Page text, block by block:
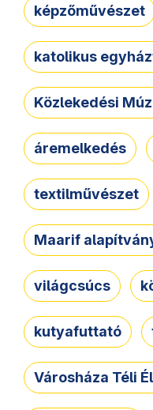
képzőművészet
katolikus
Közlekedési
áremelkedés
textilművészet
Maarif
világcsúcs
kutyafuttató
Városháza Téli